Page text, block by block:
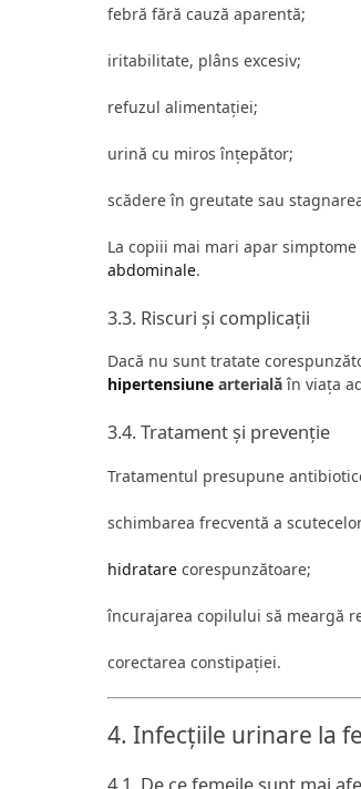
febră fără cauză aparentă;
iritabilitate, plâns excesiv;
refuzul alimentației;
urină cu miros înțepător;
scădere în greutate sau
La copiii mai mari apar
abdominale.
3.3. Riscuri și complicații
Dacă nu sunt tratate
hipertensiune arterialăîn viața
3.4. Tratament și prevenție
Tratamentul presupune
schimbarea frecventă a
hidratare corespunzătoare;
încurajarea copilului să meargă
corectarea constipației.
4. Infecțiile urinare la